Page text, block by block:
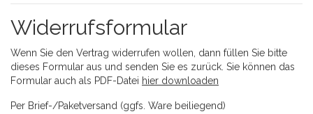
Widerrufsformular
Wenn Sie den Vertrag widerrufen wollen, dann füllen Sie bitte
dieses Formular aus und senden Sie es zurück. Sie können das
Formular auch als PDF-Datei hier downloaden
Per Brief-/Paketversand (ggfs. Ware beiliegend)